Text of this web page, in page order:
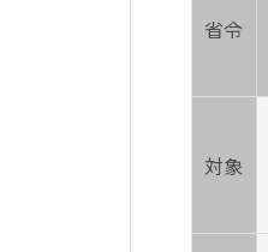
省令
対象